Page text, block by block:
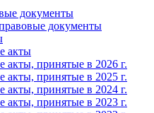
документы
документы
акты
акты, принятые в 2026 г.
акты, принятые в 2025 г.
акты, принятые в 2024 г.
акты, принятые в 2023 г.